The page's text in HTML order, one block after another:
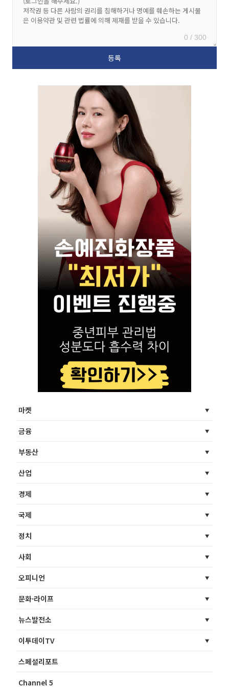
0 / 300
마켓
금융
부동산
산업
경제
국제
정치
사회
오피니언
문화·라이프
뉴스발전소
이투데이TV
스페셜리포트
Channel 5